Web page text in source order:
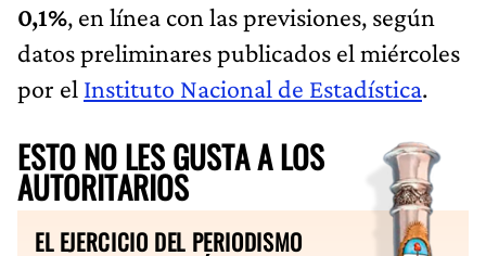
0,1%, en línea con las previsiones, según
datos preliminares publicados el miércoles
por el Instituto Nacional de Estadística.
ESTO NO LES GUSTA A LOS
AUTORITARIOS
EL EJERCICIO DEL PERIODISMO